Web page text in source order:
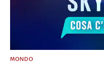
MONDO